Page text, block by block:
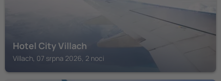
Hotel City Villach
Villach, 07 srpna 2026, 2 noci